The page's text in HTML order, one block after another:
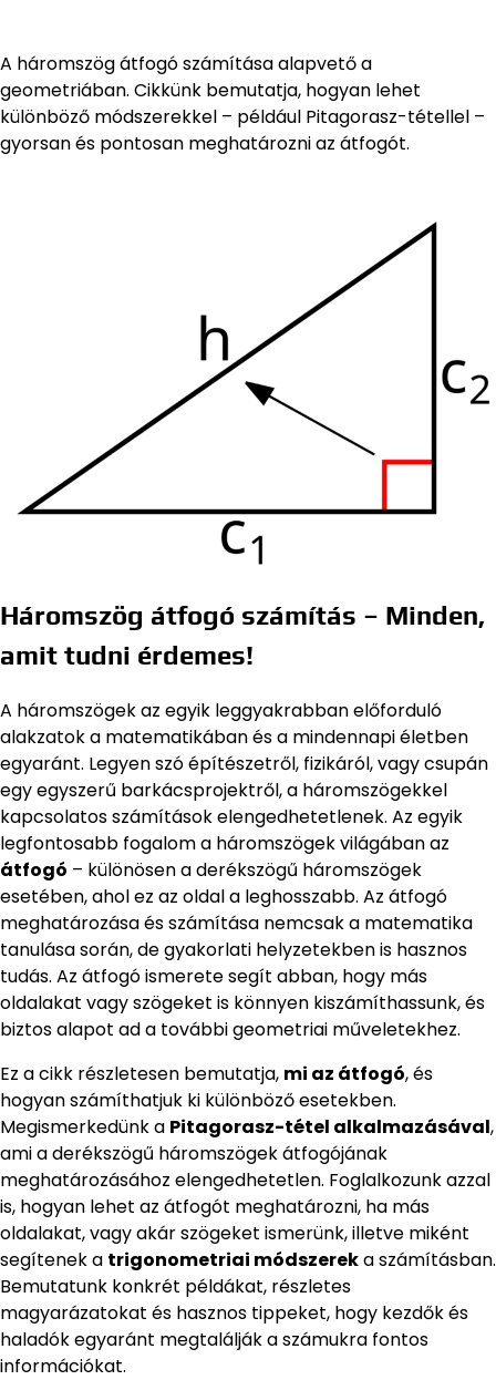
A háromszög átfogó számítása alapvető a
geometriában. Cikkünk bemutatja, hogyan lehet
különböző módszerekkel – például Pitagorasz-tétellel –
gyorsan és pontosan meghatározni az átfogót.
Háromszög átfogó számítás – Minden,
amit tudni érdemes!
A háromszögek az egyik leggyakrabban előforduló
alakzatok a matematikában és a mindennapi életben
egyaránt. Legyen szó építészetről, fizikáról, vagy csupán
egy egyszerű barkácsprojektről, a háromszögekkel
kapcsolatos számítások elengedhetetlenek. Az egyik
legfontosabb fogalom a háromszögek világában az
átfogó – különösen a derékszögű háromszögek
esetében, ahol ez az oldal a leghosszabb. Az átfogó
meghatározása és számítása nemcsak a matematika
tanulása során, de gyakorlati helyzetekben is hasznos
tudás. Az átfogó ismerete segít abban, hogy más
oldalakat vagy szögeket is könnyen kiszámíthassunk, és
biztos alapot ad a további geometriai műveletekhez.
Ez a cikk részletesen bemutatja, mi az átfogó, és
hogyan számíthatjuk ki különböző esetekben.
Megismerkedünk a Pitagorasz-tétel alkalmazásával,
ami a derékszögű háromszögek átfogójának
meghatározásához elengedhetetlen. Foglalkozunk azzal
is, hogyan lehet az átfogót meghatározni, ha más
oldalakat, vagy akár szögeket ismerünk, illetve miként
segítenek a trigonometriai módszereka számításban.
Bemutatunk konkrét példákat, részletes
magyarázatokat és hasznos tippeket, hogy kezdők és
haladók egyaránt megtalálják a számukra fontos
információkat.